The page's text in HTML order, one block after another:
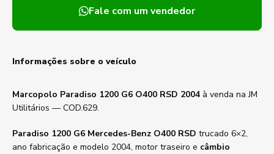
Fale com um vendedor
Informações sobre o veículo
Marcopolo Paradiso 1200 G6 O400 RSD 2004 à venda na JM
Utilitários — COD.629.
Paradiso 1200 G6 Mercedes-Benz O400 RSD trucado 6×2,
ano fabricação e modelo 2004, motor traseiro e câmbio